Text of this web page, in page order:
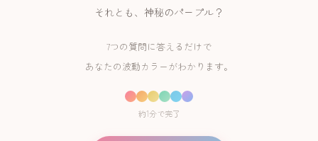
それとも、神秘のパープル？
7つの質問に答えるだけで
あなたの波動カラーがわかります。
約1分で完了